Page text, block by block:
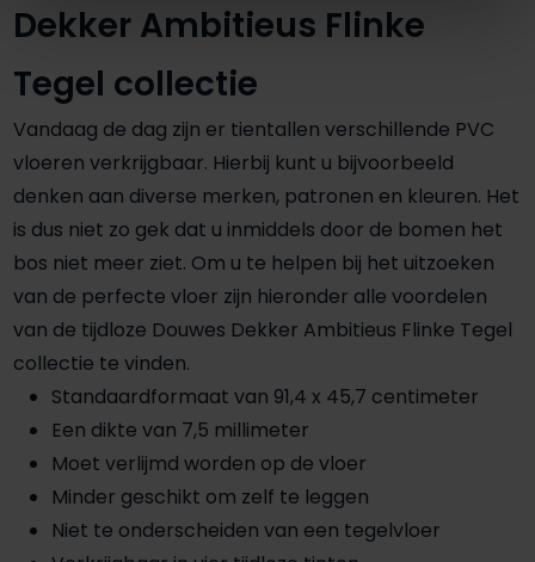
Dekker Ambitieus Flinke
Tegel collectie
Vandaag de dag zijn er tientallen verschillende PVC
vloeren verkrijgbaar. Hierbij kunt u bijvoorbeeld
denken aan diverse merken, patronen en kleuren. Het
is dus niet zo gek dat u inmiddels door de bomen het
bos niet meer ziet. Om u te helpen bij het uitzoeken
van de perfecte vloer zijn hieronder alle voordelen
van de tijdloze Douwes Dekker Ambitieus Flinke Tegel
collectie te vinden.
Standaardformaat van 91,4 x 45,7 centimeter
Een dikte van 7,5 millimeter
Moet verlijmd worden op de vloer
Minder geschikt om zelf te leggen
Niet te onderscheiden van een tegelvloer